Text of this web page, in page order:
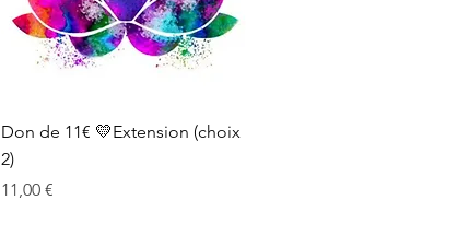
Aperçu rapide
Don de 11€ 💛Extension (choix
2)
Prix
11,00 €